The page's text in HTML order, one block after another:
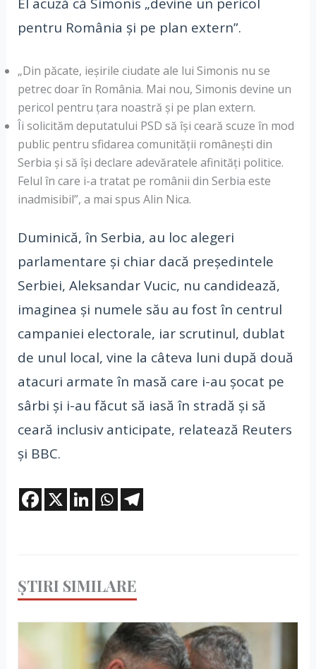
El acuză că Simonis „devine un pericol
pentru România şi pe plan extern”.
„Din păcate, ieşirile ciudate ale lui Simonis nu se
petrec doar în România. Mai nou, Simonis devine un
pericol pentru ţara noastră şi pe plan extern.
Îi solicităm deputatului PSD să îşi ceară scuze în mod
public pentru sfidarea comunităţii româneşti din
Serbia şi să îşi declare adevăratele afinităţi politice.
Felul în care i-a tratat pe românii din Serbia este
inadmisibil”, a mai spus Alin Nica.
Duminică, în Serbia, au loc alegeri
parlamentare şi chiar dacă preşedintele
Serbiei, Aleksandar Vucic, nu candidează,
imaginea şi numele său au fost în centrul
campaniei electorale, iar scrutinul, dublat
de unul local, vine la câteva luni după două
atacuri armate în masă care i-au şocat pe
sârbi şi i-au făcut să iasă în stradă şi să
ceară inclusiv anticipate, relatează Reuters
şi BBC.
ȘTIRI SIMILARE